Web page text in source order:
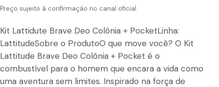
Preço sujeito à confirmação no canal oficial
Kit Lattidute Brave Deo Colônia + PocketLinha:
LattitudeSobre o ProdutoO que move você? O Kit
Lattitude Brave Deo Colônia + Pocket é o
combustível para o homem que encara a vida como
uma aventura sem limites. Inspirado na força de